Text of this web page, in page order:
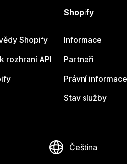
Shopify
rozhraní API
Shopify
Informace
Partneři
Právní informace
Stav služby